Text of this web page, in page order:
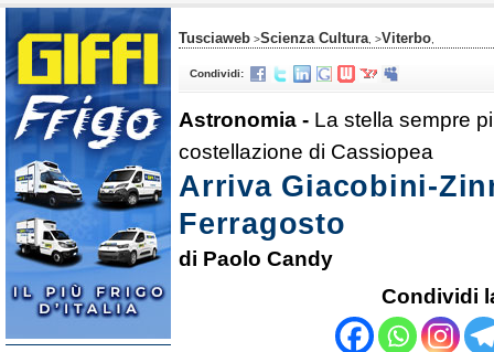
Tusciaweb >Scienza Cultura , >Viterbo
Condividi:
Astronomia - La stella sempre
costellazione di Cassiopea
Arriva Giacobini-
Ferragosto
di Paolo Candy
Condividi